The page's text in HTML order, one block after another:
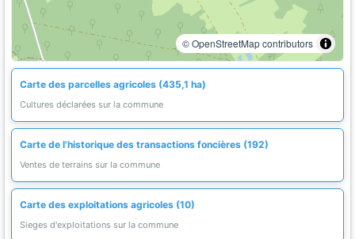
© OpenStreetMap contributors
Carte des parcelles agricoles (435,1 ha)
Cultures déclarées sur la commune
Carte de l'historique des transactions foncières (192)
Ventes de terrains sur la commune
Carte des exploitations agricoles (10)
Sieges d'exploitations sur la commune